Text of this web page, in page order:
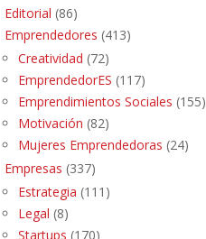
Editorial (86)
Emprendedores (413)
Creatividad (72)
EmprendedorES (117)
Emprendimientos Sociales (155)
Motivación (82)
Mujeres Emprendedoras (24)
Empresas (337)
Estrategia (111)
Legal (8)
Startups (170)